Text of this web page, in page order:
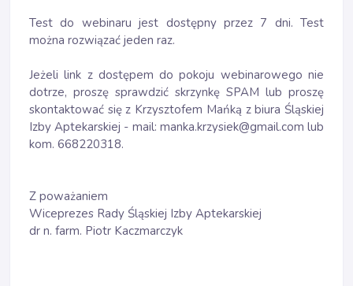
Test do webinaru jest dostępny przez 7 dni. Test
można rozwiązać jeden raz.
Jeżeli link z dostępem do pokoju webinarowego nie
dotrze, proszę sprawdzić skrzynkę SPAM lub proszę
skontaktować się z Krzysztofem Mańką z biura Śląskiej
Izby Aptekarskiej - mail: manka.krzysiek@gmail.com lub
kom. 668220318.
Z poważaniem
Wiceprezes Rady Śląskiej Izby Aptekarskiej
dr n. farm. Piotr Kaczmarczyk